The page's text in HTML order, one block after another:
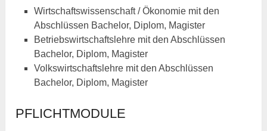
Wirtschaftswissenschaft / Ökonomie mit den
Abschlüssen Bachelor, Diplom, Magister
Betriebswirtschaftslehre mit den Abschlüssen
Bachelor, Diplom, Magister
Volkswirtschaftslehre mit den Abschlüssen
Bachelor, Diplom, Magister
PFLICHTMODULE